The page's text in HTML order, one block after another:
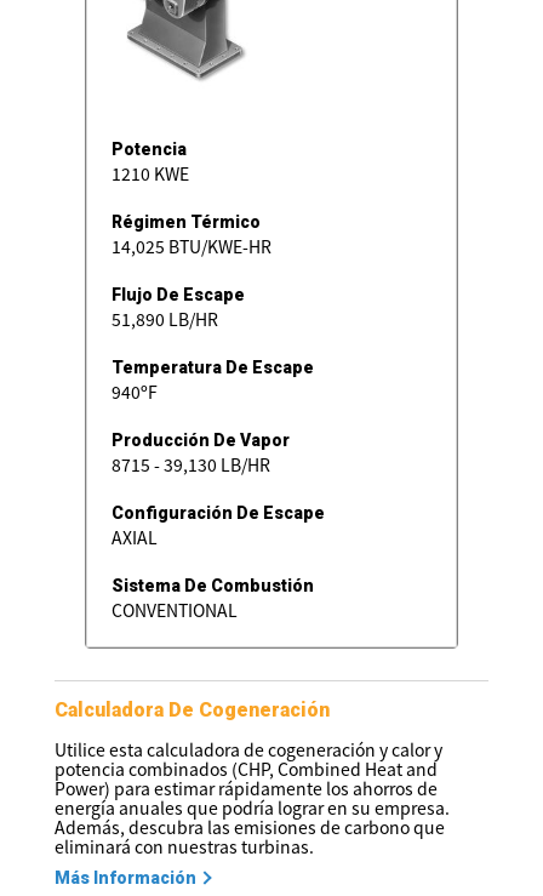
Potencia
1210 KWE
Régimen Térmico
14,025 BTU/KWE-HR
Flujo De Escape
51,890 LB/HR
Temperatura De Escape
940ºF
Producción De Vapor
8715 - 39,130 LB/HR
Configuración De Escape
AXIAL
Sistema De Combustión
CONVENTIONAL
Calculadora De Cogeneración
Utilice esta calculadora de cogeneración y calor y
potencia combinados (CHP, Combined Heat and
Power) para estimar rápidamente los ahorros de
energía anuales que podría lograr en su empresa.
Además, descubra las emisiones de carbono que
eliminará con nuestras turbinas.
Más Información